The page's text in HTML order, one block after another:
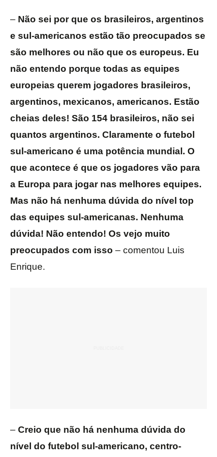
– Não sei por que os brasileiros, argentinos
e sul-americanos estão tão preocupados se
são melhores ou não que os europeus. Eu
não entendo porque todas as equipes
europeias querem jogadores brasileiros,
argentinos, mexicanos, americanos. Estão
cheias deles! São 154 brasileiros, não sei
quantos argentinos. Claramente o futebol
sul-americano é uma potência mundial. O
que acontece é que os jogadores vão para
a Europa para jogar nas melhores equipes.
Mas não há nenhuma dúvida do nível top
das equipes sul-americanas. Nenhuma
dúvida! Não entendo! Os vejo muito
preocupados com isso – comentou Luis
Enrique.
– Creio que não há nenhuma dúvida do
nível do futebol sul-americano, centro-